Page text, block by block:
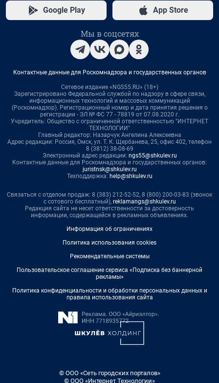
Google Play App Store
Мы в соцсетях
Контактные данные для Роскомнадзора и государственных органов
Сетевое издание «NGS55.RU» (18+)
Зарегистрировано Федеральной службой по надзору в сфере связи,
информационных технологий и массовых коммуникаций
(Роскомнадзор). Регистрационный номер и дата принятия решения о
регистрации - ЭЛ № ФС 77 - 78819 от 07.08.2020 г.
Учредитель: Общество с ограниченной ответственностью "ИНТЕРНЕТ
ТЕХНОЛОГИИ"
Главный редактор: Назарчук Ангелина Алексеевна
Адрес редакции: Россия, Омск, ул. Т. К. Щербанева, 25, офис 402, телефон
8 (3812) 38-08-69
Электронный адрес редакции: ngs55@shkulev.ru
Контактные данные для Роскомнадзора и государственных органов:
juristnsk@shkulev.ru
Техподдержка: help@shkulev.ru
Связаться с отделом продаж: 8 (383) 212-52-52, 8 (800) 200-03-83 (звонок
с сотового бесплатный), reklamangs@shkulev.ru
Редакция сайта не несет ответственности за достоверность
информации, содержащейся в рекламных объявлениях.
Информация об ограничениях
Политика использования cookies
Рекомендательные системы
Пользовательское соглашение сервиса «Подписка без баннерной
рекламы»
Политика конфиденциальности и обработки персональных данных и
правила использования сайта
© ООО «Сеть городских порталов»
© ООО «Интернет Технологии»